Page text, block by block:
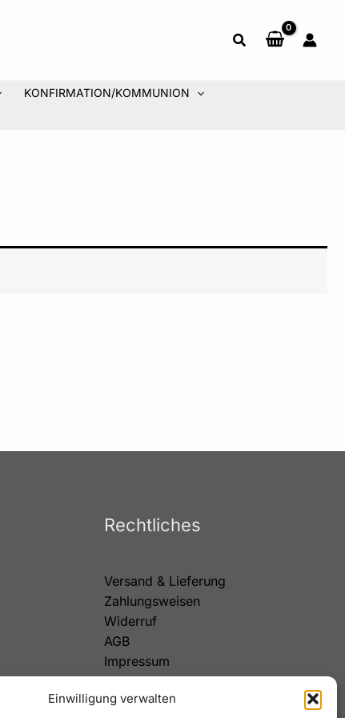
Einwilligung verwalten
KONFIRMATION/KOMMUNION
Rechtliches
Versand & Lieferung
Zahlungsweisen
Widerruf
AGB
Impressum
Datenschutz
Cookies